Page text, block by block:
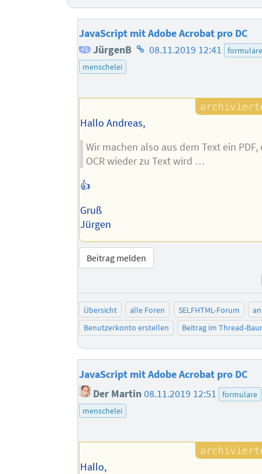
JavaScript mit Adobe Acrobat pro DC
JürgenB Homepage
08.11.2019 12:41
menschelei
Hallo Andreas,
Wir machen also aus dem Text ein
OCR wieder zu Text wird …
👍
Gruß
Jürgen
Beitrag melden
Übersicht alle Foren SELFHTML-Forum
Benutzerkonto erstellen
Beitrag im Thread-
JavaScript mit Adobe Acrobat pro DC
Der Martin08.11.2019 12:51
formulare
menschelei
Hallo,